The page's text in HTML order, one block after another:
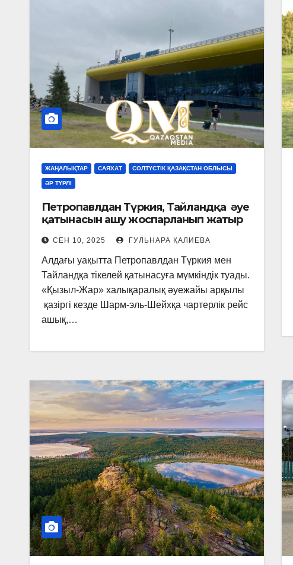
ЖАҢАЛЫҚТАР САЯХАТ СОЛТҮСТІК ҚАЗАҚСТАН ОБЛЫСЫ
ӘР ТҮРЛІ
Петропавлдан Түркия, Тайландқа әуе
қатынасын ашу жоспарланып жатыр
СЕН 10, 2025 ГУЛЬНАРА ҚАЛИЕВА
Алдағы уақытта Петропавлдан Түркия мен
Тайландқа тікелей қатынасуға мүмкіндік туады.
«Қызыл-Жар» халықаралық әуежайы арқылы
қазіргі кезде Шарм-эль-Шейхқа чартерлік рейс
ашық,…